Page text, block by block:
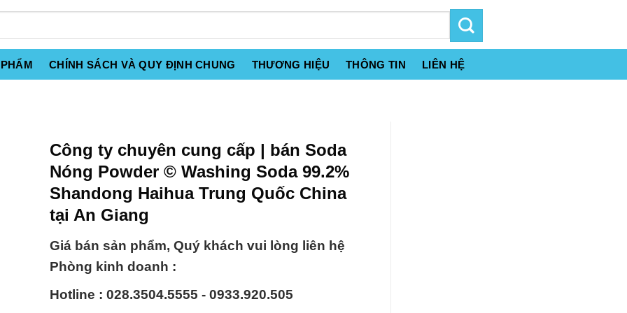
CHÍNH SÁCH VÀ QUY ĐỊNH CHUNG THƯƠNG HIỆU THÔNG TIN LIÊN HỆ
Công ty chuyên cung cấp | bán Soda
Nóng Powder © Washing Soda 99.2%
Shandong Haihua Trung Quốc China
tại An Giang
Giá bán sản phẩm, Quý khách vui lòng liên hệ
Phòng kinh doanh :
Hotline : 028.3504.5555 - 0933.920.505